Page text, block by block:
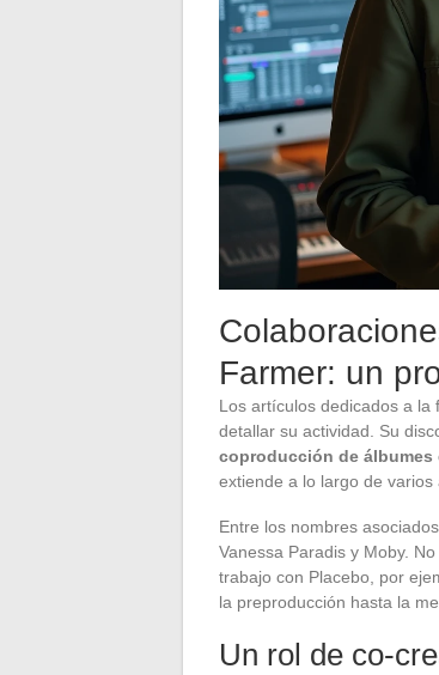
Farmer: un
Los artículos dedicados a la
detallar su actividad. Su
coproducción de álbumes
extiende a lo largo de varios
Entre los nombres
Vanessa Paradis y Moby.
trabajo con Placebo, por
la preproducción hasta la
Un rol de co-